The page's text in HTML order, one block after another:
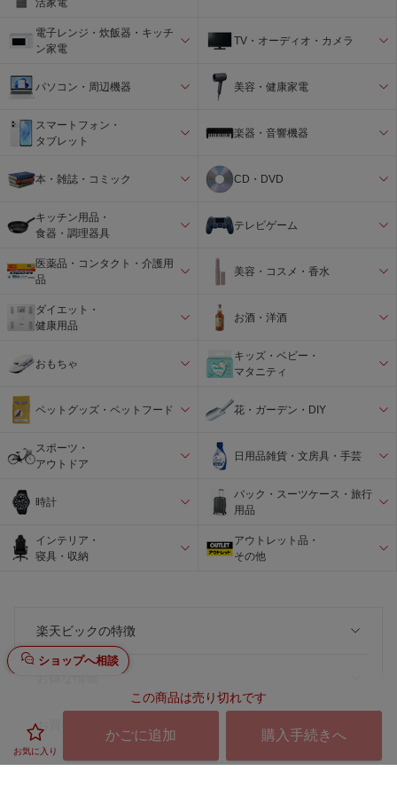
この商品は売り切れです
お気に入り
かごに追加 購入手続きへ
ショップへ相談
電子レンジ・炊飯器・キッチ
ン家電
TV・オーディオ・カメラ
パソコン・周辺機器 美容・健康家電
スマートフォン・
タブレット
楽器・音響機器
本・雑誌・コミック CD・DVD
キッチン用品・
食器・調理器具
テレビゲーム
医薬品・コンタクト・介護用
品
美容・コスメ・香水
ダイエット・
健康用品
お酒・洋酒
おもちゃ
キッズ・ベビー・
マタニティ
ペットグッズ・ペットフード 花・ガーデン・DIY
スポーツ・
アウトドア
日用品雑貨・文房具・手芸
時計
バック・スーツケース・旅行
用品
インテリア・
寝具・収納
アウトレット品・
その他
楽天ビックの特徴
お買い物